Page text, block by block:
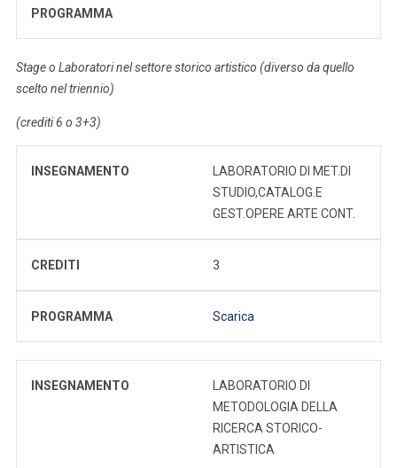
PROGRAMMA
Stage o Laboratori nel settore storico artistico (diverso da quello
scelto nel triennio)
(crediti 6 o 3+3)
INSEGNAMENTO
LABORATORIO DI MET.DI
STUDIO,CATALOG.E
GEST.OPERE ARTE CONT.
CREDITI 3
PROGRAMMA Scarica
INSEGNAMENTO
LABORATORIO DI
METODOLOGIA DELLA
RICERCA STORICO-
ARTISTICA